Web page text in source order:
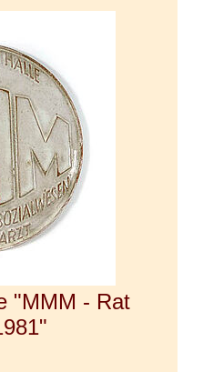
"MMM - Rat